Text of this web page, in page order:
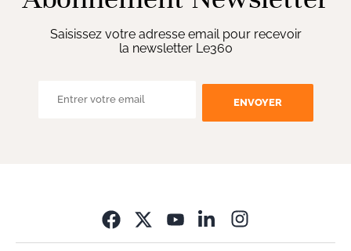
Saisissez votre adresse email pour recevoir
la newsletter Le360
ENVOYER